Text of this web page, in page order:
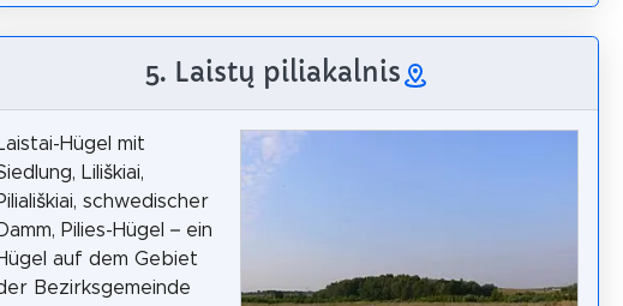
5. Laistų piliakalnis
Hügel mit
Liliškiai,
schwedischer
Damm, Pilies-Hügel – ein
auf dem Gebiet
Bezirksgemeinde